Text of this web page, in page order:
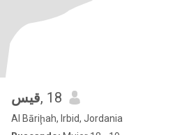
قيس, 18
Al Bāriḩah, Irbid, Jordania